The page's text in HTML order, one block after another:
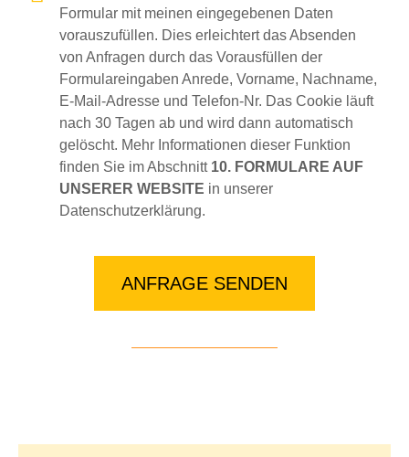
Formular mit meinen eingegebenen Daten
vorauszufüllen. Dies erleichtert das Absenden
von Anfragen durch das Vorausfüllen der
Formulareingaben Anrede, Vorname, Nachname,
E-Mail-Adresse und Telefon-Nr. Das Cookie läuft
nach 30 Tagen ab und wird dann automatisch
gelöscht. Mehr Informationen dieser Funktion
finden Sie im Abschnitt 10. FORMULARE AUF
UNSERER WEBSITE in unserer
Datenschutzerklärung.
ANFRAGE SENDEN